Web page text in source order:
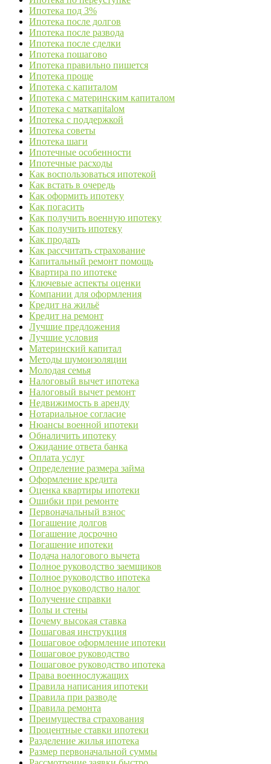
Ипотека под 3%
Ипотека после долгов
Ипотека после развода
Ипотека после сделки
Ипотека пошагово
Ипотека правильно пишется
Ипотека проще
Ипотека с капиталом
Ипотека с материнским капиталом
Ипотека с маткапitalом
Ипотека с поддержкой
Ипотека советы
Ипотека шаги
Ипотечные особенности
Ипотечные расходы
Как воспользоваться ипотекой
Как встать в очередь
Как оформить ипотеку
Как погасить
Как получить военную ипотеку
Как получить ипотеку
Как продать
Как рассчитать страхование
Капитальный ремонт помощь
Квартира по ипотеке
Ключевые аспекты оценки
Компании для оформления
Кредит на жильё
Кредит на ремонт
Лучшие предложения
Лучшие условия
Материнский капитал
Методы шумоизоляции
Молодая семья
Налоговый вычет ипотека
Налоговый вычет ремонт
Недвижимость в аренду
Нотариальное согласие
Нюансы военной ипотеки
Обналичить ипотеку
Ожидание ответа банка
Оплата услуг
Определение размера займа
Оформление кредита
Оценка квартиры ипотеки
Ошибки при ремонте
Первоначальный взнос
Погашение долгов
Погашение досрочно
Погашение ипотеки
Подача налогового вычета
Полное руководство заемщиков
Полное руководство ипотека
Полное руководство налог
Получение справки
Полы и стены
Почему высокая ставка
Пошаговая инструкция
Пошаговое оформление ипотеки
Пошаговое руководство
Пошаговое руководство ипотека
Права военнослужащих
Правила написания ипотеки
Правила при разводе
Правила ремонта
Преимущества страхования
Процентные ставки ипотеки
Разделение жилья ипотека
Размер первоначальной суммы